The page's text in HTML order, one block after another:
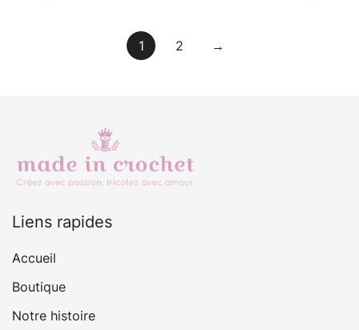
1 2 →
Liens rapides
Accueil
Boutique
Notre histoire